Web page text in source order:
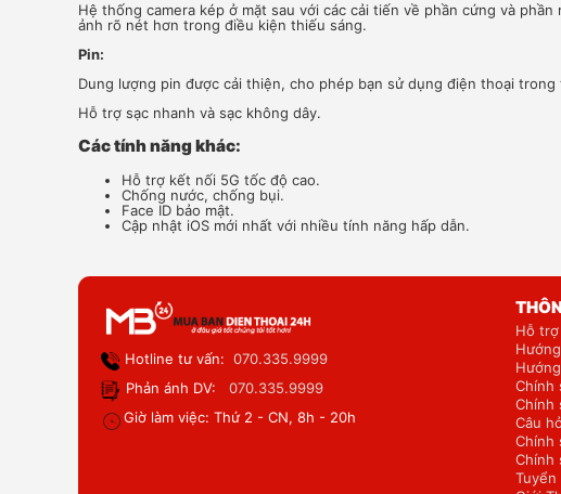
Hệ thống camera kép ở mặt sau với các cải tiến về phần cứng và
ảnh rõ nét hơn trong điều kiện thiếu sáng.
Pin:
Dung lượng pin được cải thiện, cho phép bạn sử dụng điện thoại trong
Hỗ trợ sạc nhanh và sạc không dây.
Các tính năng khác:
Hỗ trợ kết nối 5G tốc độ cao.
Chống nước, chống bụi.
Face ID bảo mật.
Cập nhật iOS mới nhất với nhiều tính năng hấp dẫn.
Hotline tư vấn: 070.335.9999
Phản ánh DV: 070.335.9999
Giờ làm việc: Thứ 2 - CN, 8h - 20h
Hỗ trợ
Chính
Chính
Câu
Chính
Chính
Tuyển